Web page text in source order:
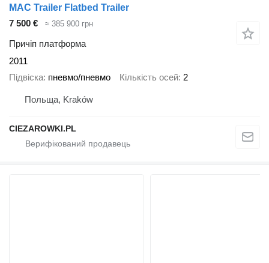
MAC Trailer Flatbed Trailer
7 500 €
≈ 385 900 грн
Причіп платформа
2011
Підвіска пневмо/пневмо Кількість осей 2
Польща, Kraków
CIEZAROWKI.PL